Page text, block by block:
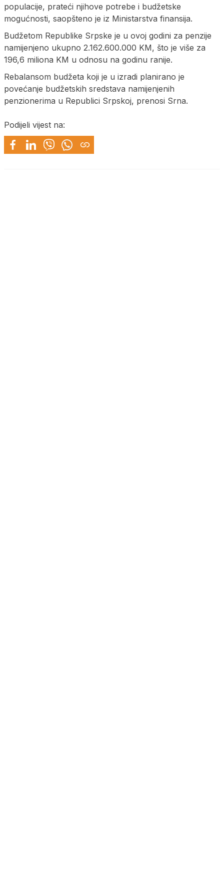
populacije, prateći njihove potrebe i budžetske
mogućnosti, saopšteno je iz Ministarstva finansija.
Budžetom Republike Srpske je u ovoj godini za penzije
namijenjeno ukupno 2.162.600.000 KM, što je više za
196,6 miliona KM u odnosu na godinu ranije.
Rebalansom budžeta koji je u izradi planirano je
povećanje budžetskih sredstava namijenjenih
penzionerima u Republici Srpskoj, prenosi Srna.
Podijeli vijest na: